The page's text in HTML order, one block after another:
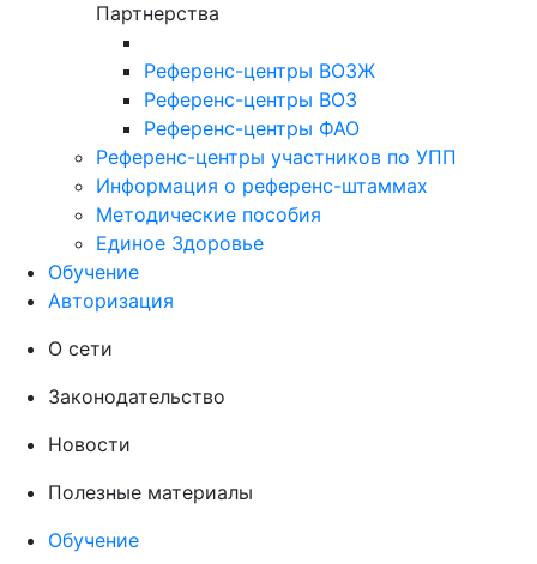
Партнерства
Референс-центры ВОЗЖ
Референс-центры ВОЗ
Референс-центры ФАО
Референс-центры участников по УПП
Информация о референс-штаммах
Методические пособия
Единое Здоровье
Обучение
Авторизация
О сети
Законодательство
Новости
Полезные материалы
Обучение